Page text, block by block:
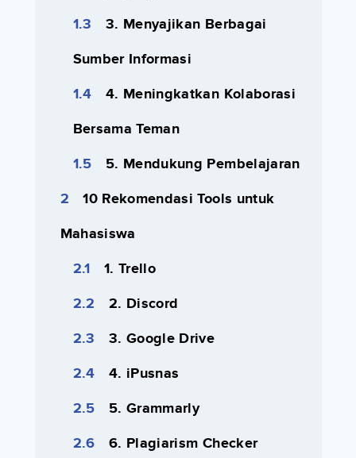
3. Menyajikan Berbagai
Sumber Informasi
4. Meningkatkan Kolaborasi
Bersama Teman
5. Mendukung Pembelajaran
10 Rekomendasi Tools untuk
Mahasiswa
1. Trello
2. Discord
3. Google Drive
4. iPusnas
5. Grammarly
6. Plagiarism Checker